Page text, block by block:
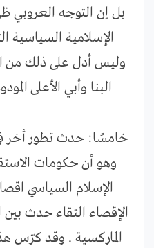
بل إن التوجه العروبي
الإسلامية السياسية
وليس أدل على ذلك من
البنا وأبي الأعلى
خامسًا: حدث تطور أخر
وهو أن حكومات
الإسلام السياسي
الإقصاء التقاء حدث بين
الماركسية . وقد كرّس